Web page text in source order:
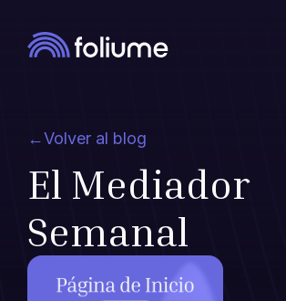
←Volver al blog
El Mediador
Semanal